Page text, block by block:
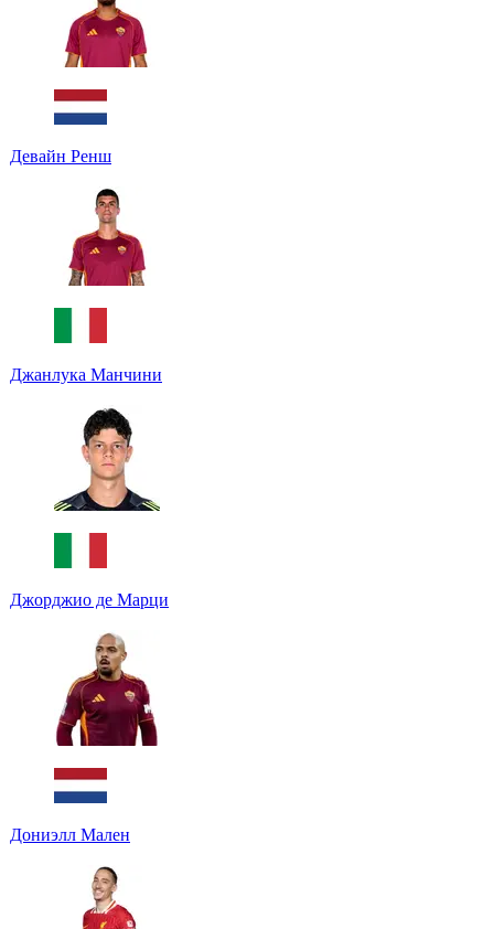
Девайн Ренш
Джанлука Манчини
Джорджио де Марци
Дониэлл Мален